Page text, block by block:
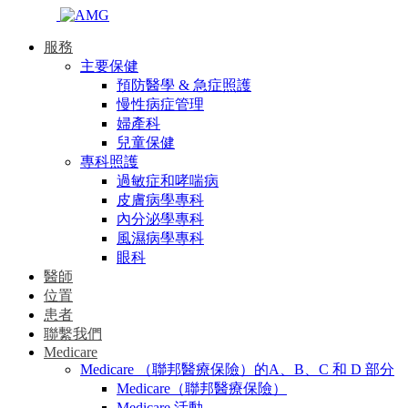
服務
主要保健
預防醫學 & 急症照護
慢性病症管理
婦產科
兒童保健
專科照護
過敏症和哮喘病
皮膚病學專科
內分泌學專科
風濕病學專科
眼科
醫師
位置
患者
聯繫我們
Medicare
Medicare （聯邦醫療保險）的A、B、C 和 D 部分
Medicare（聯邦醫療保險）